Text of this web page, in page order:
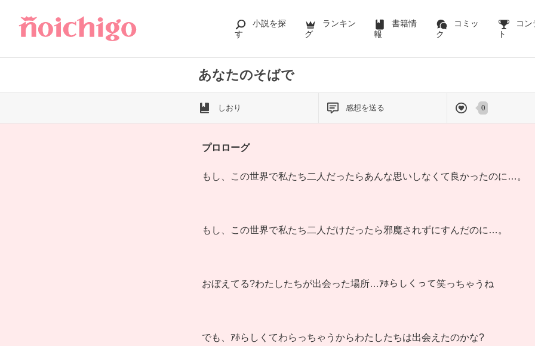
小説を探
す
ランキン
グ
書籍情
報
コミッ
ク
コン
ト
あなたのそばで
しおり 感想を送る 0
プロローグ
もし、この世界で私たち二人だったらあんな思いしなくて良かったのに…。
もし、この世界で私たち二人だけだったら邪魔されずにすんだのに…。
おぼえてる?わたしたちが出会った場所…ｱﾎらしくって笑っちゃうね
でも、ｱﾎらしくてわらっちゃうからわたしたちは出会えたのかな?